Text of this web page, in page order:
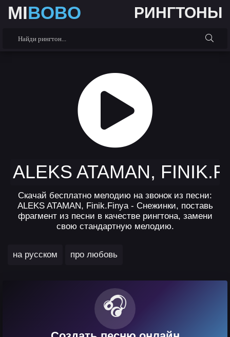
MIBOBO РИНГТОНЫ
ALEKS ATAMAN,
Скачай бесплатно мелодию на звонок из песни:
ALEKS ATAMAN, Finik.Finya - Снежинки, поставь
фрагмент из песни в качестве рингтона, замени
свою стандартную мелодию.
на русском
про любовь
🎧